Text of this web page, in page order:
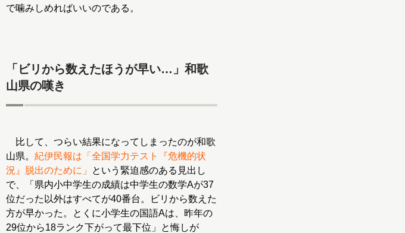
で噛みしめればいいのである。
「ビリから数えたほうが早い…」和歌
山県の嘆き
比して、つらい結果になってしまったのが和歌
山県。 紀伊民報は「全国学力テスト『危機的状
況』脱出のために」
という緊迫感のある見出し
で、「県内小中学生の成績は中学生の数学Aが37
位だった以外はすべてが40番台。ビリから数えた
方が早かった。とくに小学生の国語Aは、昨年の
29位から18ランク下がって最下位」と悔しが